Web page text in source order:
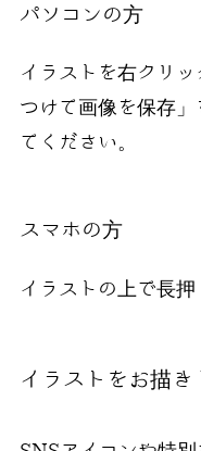
パソコンの方
イラストを右クリ
つけて画像を保存
てください。
スマホの方
イラストの上で長押
イラストをお描き